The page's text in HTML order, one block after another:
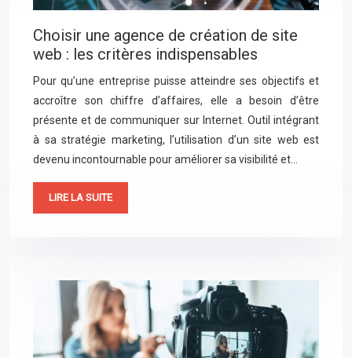
Choisir une agence de création de site
web : les critères indispensables
Pour qu’une entreprise puisse atteindre ses objectifs et
accroître son chiffre d’affaires, elle a besoin d’être
présente et de communiquer sur Internet. Outil intégrant
à sa stratégie marketing, l’utilisation d’un site web est
devenu incontournable pour améliorer sa visibilité et…
LIRE LA SUITE